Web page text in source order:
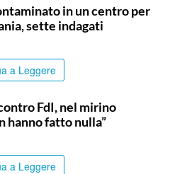
in un centro per
sette indagati
a Leggere
FdI, nel mirino
hanno fatto nulla”
a Leggere